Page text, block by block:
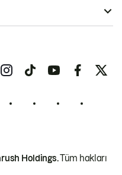
Holdings.Tüm hakları